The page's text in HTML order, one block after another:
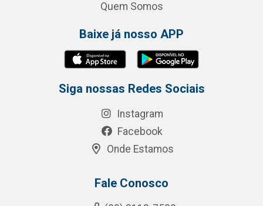
Quem Somos
Baixe já nosso APP
Siga nossas Redes Sociais
Instagram
Facebook
Onde Estamos
Fale Conosco